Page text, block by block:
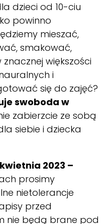
dzieci od 10-ciu
powinno
mieszać,
smakować,
większości
i
się do zajęć?
swoboda w
zabierzcie ze sobą
siebie i dziecka
2023 –
prosimy
nietolerancje
przed
nie będą brane pod